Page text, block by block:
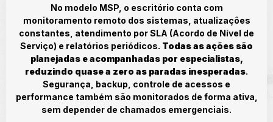
No modelo MSP, o escritório conta com
monitoramento remoto dos sistemas, atualizações
constantes, atendimento por SLA (Acordo de Nível de
Serviço) e relatórios periódicos. Todas as ações são
planejadas e acompanhadas por especialistas,
reduzindo quase a zero as paradas inesperadas.
Segurança, backup, controle de acessos e
performance também são monitorados de forma ativa,
sem depender de chamados emergenciais.